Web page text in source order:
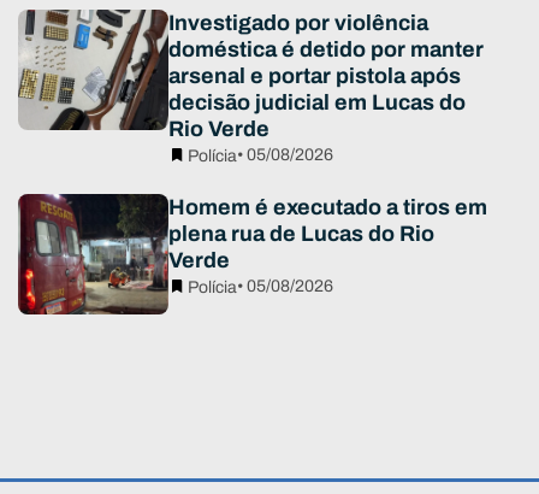
Investigado por violência
doméstica é detido por manter
arsenal e portar pistola após
decisão judicial em Lucas do
Rio Verde
Polícia• 05/08/2026
Homem é executado a tiros em
plena rua de Lucas do Rio
Verde
Polícia• 05/08/2026